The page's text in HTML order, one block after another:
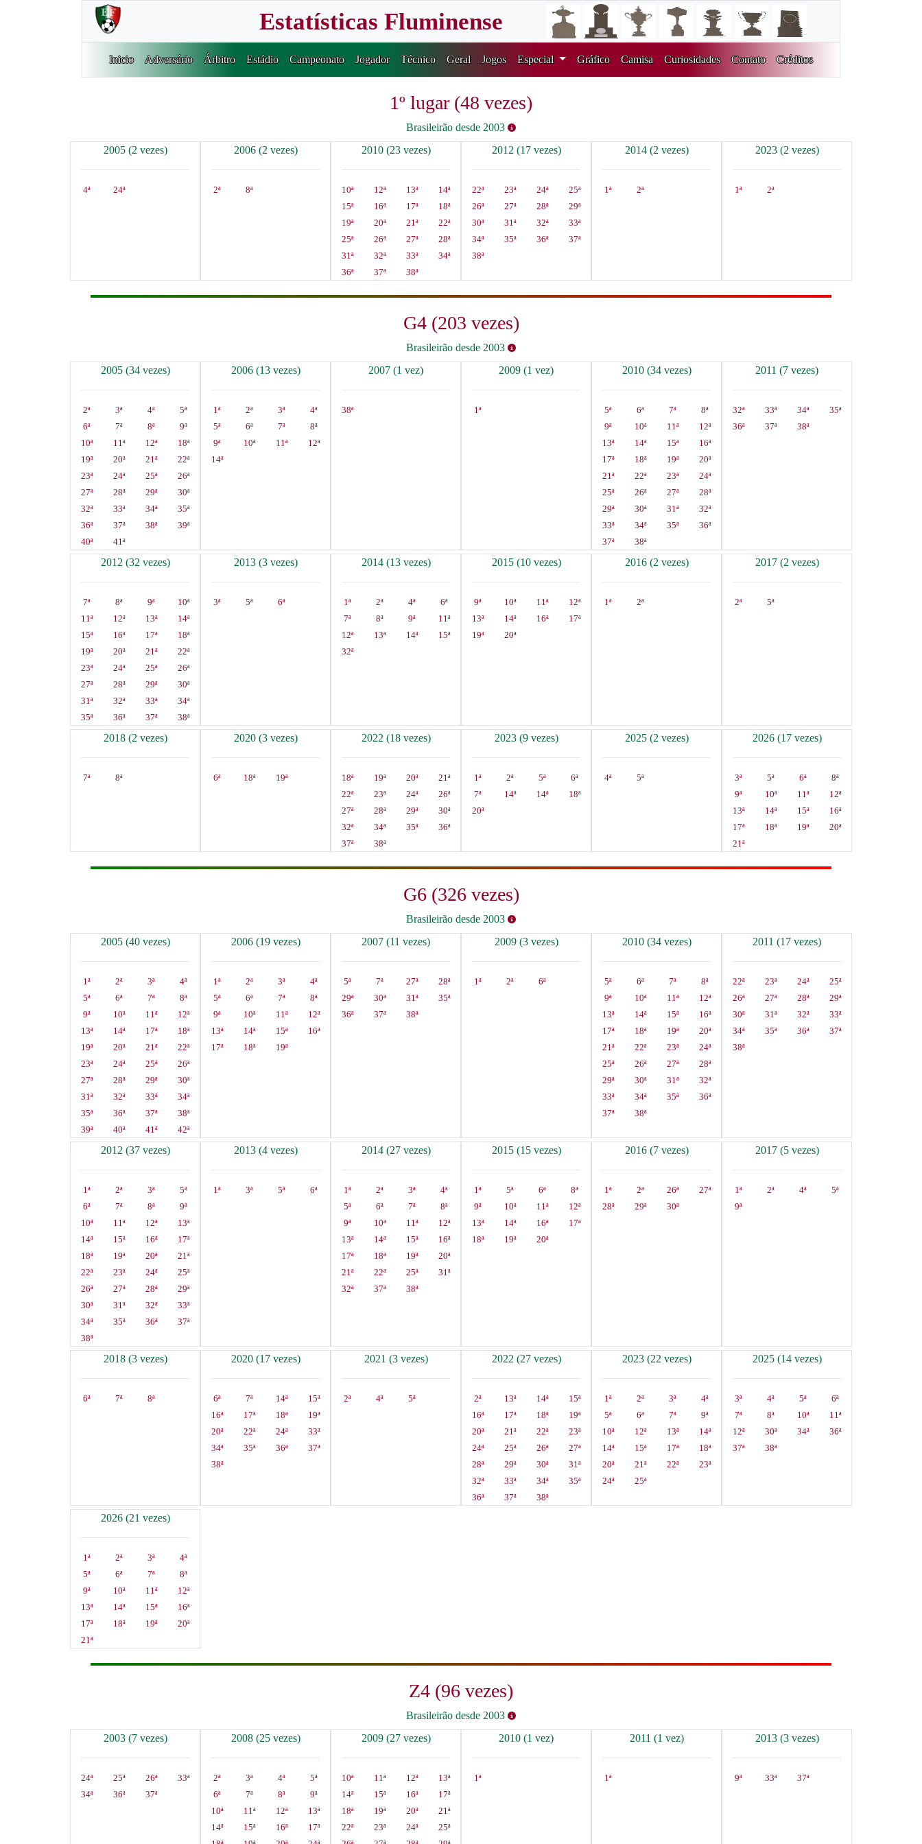
Estatísticas Fluminense
Inicio Adversário Árbitro Estádio Campeonato Jogador Técnico Geral Jogos Especial Gráfico Camisa Curiosidades Contato Créditos
1º lugar (48 vezes)
Brasileirão desde 2003
2005 (2 vezes)
4ª 24ª
2006 (2 vezes)
2ª 8ª
2010 (23 vezes)
10ª 12ª 13ª
14ª
15ª
16ª 17ª
18ª
19ª
20ª 21ª
22ª
25ª
26ª 27ª
28ª
31ª
32ª 33ª
34ª
36ª
37ª 38ª
2012 (17 vezes)
22ª 23ª 24ª
25ª
26ª
27ª 28ª
29ª
30ª
31ª 32ª
33ª
34ª
35ª 36ª
37ª
38ª
2014 (2 vezes)
1ª 2ª
2023 (2 vezes)
1ª 2ª
G4 (203 vezes)
Brasileirão desde 2003
2005 (34 vezes)
2ª 3ª 4ª
5ª
6ª
7ª 8ª
9ª
10ª
11ª 12ª
18ª
19ª
20ª 21ª
22ª
23ª
24ª 25ª
26ª
27ª
28ª 29ª
30ª
32ª
33ª 34ª
35ª
36ª
37ª 38ª
39ª
40ª
41ª
2006 (13 vezes)
1ª 2ª 3ª
4ª
5ª
6ª 7ª
8ª
9ª
10ª 11ª
12ª
14ª
2007 (1 vez)
38ª
2009 (1 vez)
1ª
2010 (34 vezes)
5ª 6ª 7ª
8ª
9ª
10ª 11ª
12ª
13ª
14ª 15ª
16ª
17ª
18ª 19ª
20ª
21ª
22ª 23ª
24ª
25ª
26ª 27ª
28ª
29ª
30ª 31ª
32ª
33ª
34ª 35ª
36ª
37ª
38ª
2011 (7 vezes)
32ª 33ª 34ª
35ª
36ª
37ª 38ª
2012 (32 vezes)
7ª 8ª 9ª
10ª
11ª
12ª 13ª
14ª
15ª
16ª 17ª
18ª
19ª
20ª 21ª
22ª
23ª
24ª 25ª
26ª
27ª
28ª 29ª
30ª
31ª
32ª 33ª
34ª
35ª
36ª 37ª 38ª
2013 (3 vezes)
3ª 5ª 6ª
2014 (13 vezes)
1ª 2ª 4ª
6ª
7ª
8ª 9ª
11ª
12ª
13ª 14ª
15ª
32ª
2015 (10 vezes)
9ª 10ª 11ª
12ª
13ª
14ª 16ª
17ª
19ª
20ª
2016 (2 vezes)
1ª 2ª
2017 (2 vezes)
2ª 5ª
2018 (2 vezes)
7ª 8ª
2020 (3 vezes)
6ª 18ª 19ª
2022 (18 vezes)
18ª 19ª 20ª
21ª
22ª
23ª 24ª
26ª
27ª
28ª 29ª
30ª
32ª
34ª 35ª
36ª
37ª
38ª
2023 (9 vezes)
1ª 2ª 5ª
6ª
7ª
14ª 14ª
18ª
20ª
2025 (2 vezes)
4ª 5ª
2026 (17 vezes)
3ª 5ª 6ª
8ª
9ª
10ª 11ª
12ª
13ª
14ª 15ª
16ª
17ª
18ª 19ª
20ª
21ª
G6 (326 vezes)
Brasileirão desde 2003
2005 (40 vezes)
1ª 2ª 3ª
4ª
5ª
6ª 7ª
8ª
9ª
10ª 11ª
12ª
13ª
14ª 17ª
18ª
19ª
20ª 21ª
22ª
23ª
24ª 25ª
26ª
27ª
28ª 29ª
30ª
31ª
32ª 33ª
34ª
35ª
36ª 37ª
38ª
39ª
40ª 41ª 42ª
2006 (19 vezes)
1ª 2ª 3ª
4ª
5ª
6ª 7ª
8ª
9ª
10ª 11ª
12ª
13ª
14ª 15ª
16ª
17ª
18ª 19ª
2007 (11 vezes)
5ª 7ª 27ª
28ª
29ª
30ª 31ª
35ª
36ª
37ª 38ª
2009 (3 vezes)
1ª 2ª 6ª
2010 (34 vezes)
5ª 6ª 7ª
8ª
9ª
10ª 11ª
12ª
13ª
14ª 15ª
16ª
17ª
18ª 19ª
20ª
21ª
22ª 23ª
24ª
25ª
26ª 27ª
28ª
29ª
30ª 31ª
32ª
33ª
34ª 35ª
36ª
37ª
38ª
2011 (17 vezes)
22ª 23ª 24ª
25ª
26ª
27ª 28ª
29ª
30ª
31ª 32ª
33ª
34ª
35ª 36ª
37ª
38ª
2012 (37 vezes)
1ª 2ª 3ª
5ª
6ª
7ª 8ª
9ª
10ª
11ª 12ª
13ª
14ª
15ª 16ª
17ª
18ª
19ª 20ª
21ª
22ª
23ª 24ª
25ª
26ª
27ª 28ª
29ª
30ª
31ª 32ª
33ª
34ª
35ª 36ª
37ª
38ª
2013 (4 vezes)
1ª 3ª 5ª 6ª
2014 (27 vezes)
1ª 2ª 3ª
4ª
5ª
6ª 7ª
8ª
9ª
10ª 11ª
12ª
13ª
14ª 15ª
16ª
17ª
18ª 19ª
20ª
21ª
22ª 25ª
31ª
32ª
37ª 38ª
2015 (15 vezes)
1ª 5ª 6ª
8ª
9ª
10ª 11ª
12ª
13ª
14ª 16ª
17ª
18ª
19ª 20ª
2016 (7 vezes)
1ª 2ª 26ª
27ª
28ª
29ª 30ª
2017 (5 vezes)
1ª 2ª 4ª
5ª
9ª
2018 (3 vezes)
6ª 7ª 8ª
2020 (17 vezes)
6ª 7ª 14ª
15ª
16ª
17ª 18ª
19ª
20ª
22ª 24ª
33ª
34ª
35ª 36ª
37ª
38ª
2021 (3 vezes)
2ª 4ª 5ª
2022 (27 vezes)
2ª 13ª 14ª
15ª
16ª
17ª 18ª
19ª
20ª
21ª 22ª
23ª
24ª
25ª 26ª
27ª
28ª
29ª 30ª
31ª
32ª
33ª 34ª
35ª
36ª
37ª 38ª
2023 (22 vezes)
1ª 2ª 3ª
4ª
5ª
6ª 7ª
9ª
10ª
12ª 13ª
14ª
14ª
15ª 17ª
18ª
20ª
21ª 22ª
23ª
24ª
25ª
2025 (14 vezes)
3ª 4ª 5ª
6ª
7ª
8ª 10ª
11ª
12ª
30ª 34ª
36ª
37ª
38ª
2026 (21 vezes)
1ª 2ª 3ª
4ª
5ª
6ª 7ª
8ª
9ª
10ª 11ª
12ª
13ª
14ª 15ª
16ª
17ª
18ª 19ª
20ª
21ª
Z4 (96 vezes)
Brasileirão desde 2003
2003 (7 vezes)
24ª 25ª 26ª
33ª
34ª
36ª 37ª
2008 (25 vezes)
2ª 3ª 4ª
5ª
6ª
7ª 8ª
9ª
10ª
11ª 12ª
13ª
14ª
15ª 16ª
17ª
2009 (27 vezes)
10ª 11ª 12ª
13ª
14ª
15ª 16ª
17ª
18ª
19ª 20ª
21ª
22ª
23ª 24ª
25ª
2010 (1 vez)
1ª
2011 (1 vez)
1ª
2013 (3 vezes)
9ª 33ª 37ª